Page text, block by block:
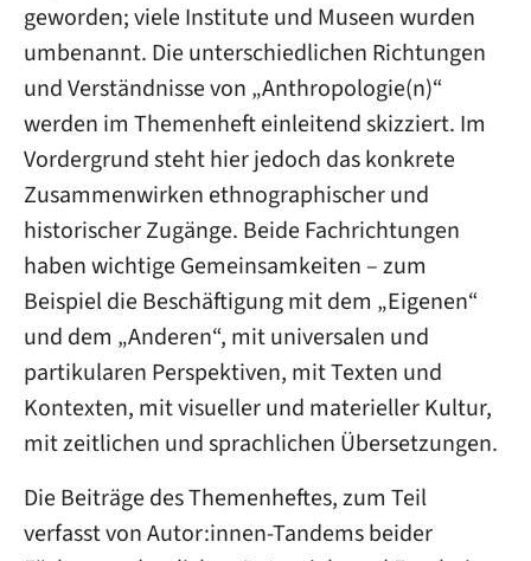
geworden; viele Institute und Museen wurden
umbenannt. Die unterschiedlichen Richtungen
und Verständnisse von „Anthropologie(n)“
werden im Themenheft einleitend skizziert. Im
Vordergrund steht hier jedoch das konkrete
Zusammenwirken ethnographischer und
historischer Zugänge. Beide Fachrichtungen
haben wichtige Gemeinsamkeiten – zum
Beispiel die Beschäftigung mit dem „Eigenen“
und dem „Anderen“, mit universalen und
partikularen Perspektiven, mit Texten und
Kontexten, mit visueller und materieller Kultur,
mit zeitlichen und sprachlichen Übersetzungen.
Die Beiträge des Themenheftes, zum Teil
verfasst von Autor:innen-Tandems beider